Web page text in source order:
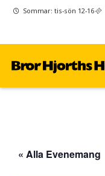
Sommar: tis-sön 12-16
« Alla Evenemang